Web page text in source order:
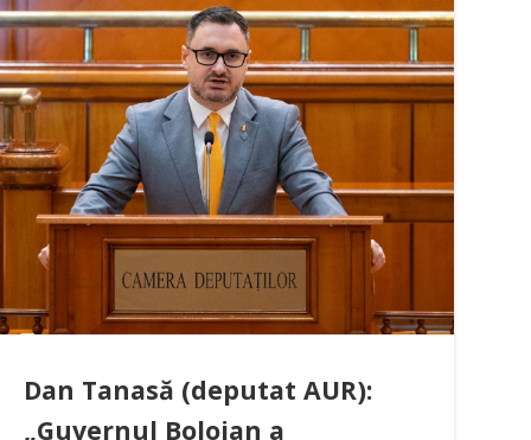
Dan Tanasă (deputat AUR):
„Guvernul Bolojan a